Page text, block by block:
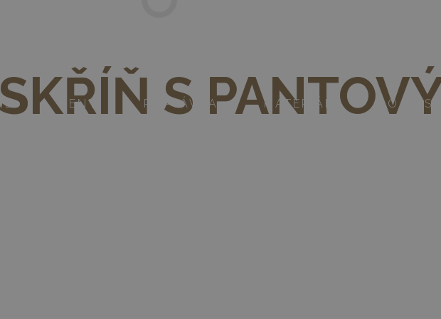
CENY POPTÁVKA MATERIÁLY O NÁS
S